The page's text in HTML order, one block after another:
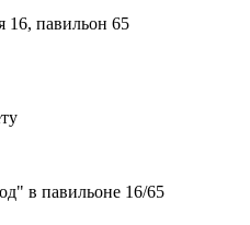
павильон 65
в павильоне 16/65